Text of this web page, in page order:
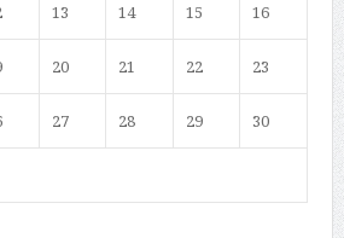
13 14 15 16
20 21 22 23
27 28 29 30